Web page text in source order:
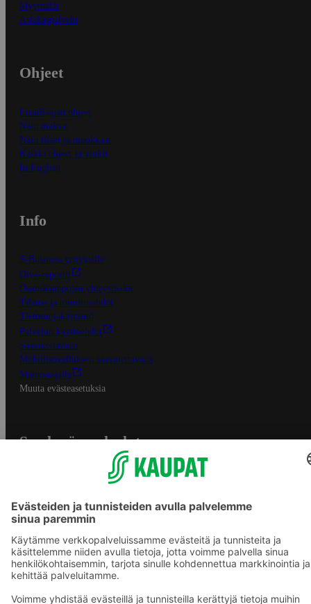
Myymälät
Asiakaspalvelu
Ohjeet
Ensitilaajan ohjeet
Näin maksat
Näin tilaat ja muokkaat
Kaikki ohjeet ja vinkit
In English
Info
S-Business yrityksille
Oiva-raportit
Osuuskauppojen yhteystiedot
Tilaus- ja toimitusehdot
Tietosuojakäytäntö
Palvelun käyttöehdot
Saavutettavuus
Mobiilisovelluksen saavutettavuus
Mainostajalle
Muuta evästeasetuksia
S-ryhmän palvelut
Yhteishyvä Ruoka -sovellus
S-ostoslista -sovellus
Prisma.fi
Sokos.fi
S-Pankki